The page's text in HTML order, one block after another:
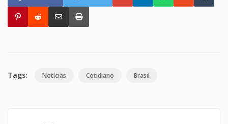
Tags: Notícias Cotidiano Brasil